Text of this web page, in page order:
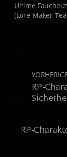
Ultime
(Lore-Maker-
RP-
RP-